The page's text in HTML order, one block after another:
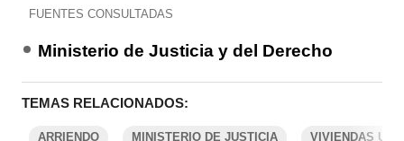
FUENTES CONSULTADAS
Ministerio de Justicia y del Derecho
TEMAS RELACIONADOS:
ARRIENDO MINISTERIO DE JUSTICIA VIVIENDAS